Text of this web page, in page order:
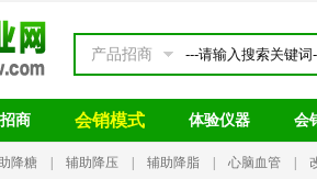
产品招商
商 会销模式 体验仪器 会
降糖 辅助降压 辅助降脂 心脑血管